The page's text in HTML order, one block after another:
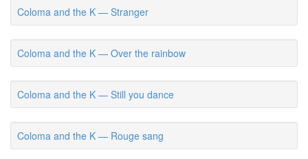
Coloma and the K — Stranger
Coloma and the K — Over the rainbow
Coloma and the K — Still you dance
Coloma and the K — Rouge sang